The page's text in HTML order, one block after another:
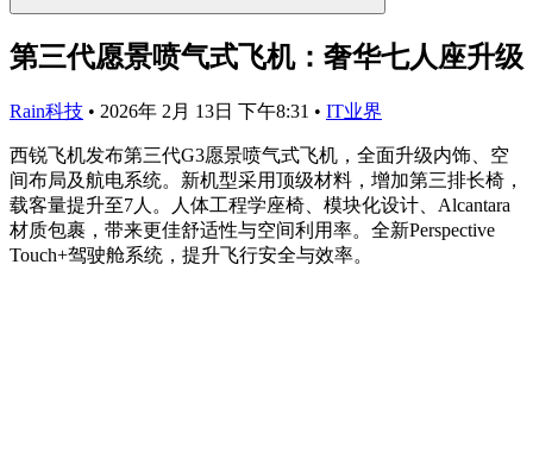
第三代愿景喷气式飞机：奢华七人座升级
Rain科技 • 2026年 2月 13日 下午8:31 • IT业界
西锐飞机发布第三代G3愿景喷气式飞机，全面升级内饰、空
间布局及航电系统。新机型采用顶级材料，增加第三排长椅，
载客量提升至7人。人体工程学座椅、模块化设计、Alcantara
材质包裹，带来更佳舒适性与空间利用率。全新Perspective
Touch+驾驶舱系统，提升飞行安全与效率。